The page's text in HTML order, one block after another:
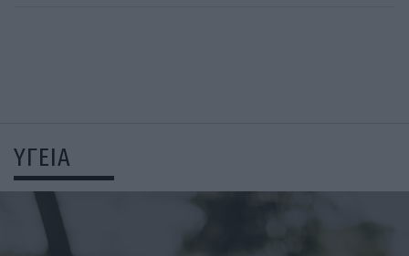
ΥΓΕΙΑ